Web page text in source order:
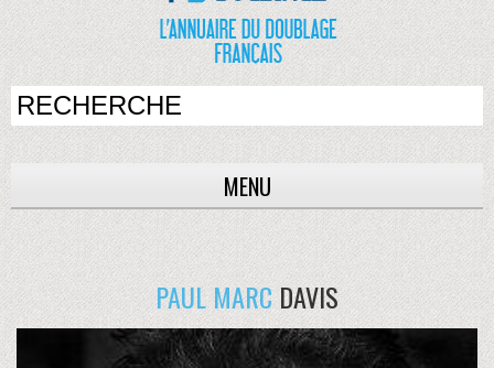
MENU
PAUL MARCDAVIS